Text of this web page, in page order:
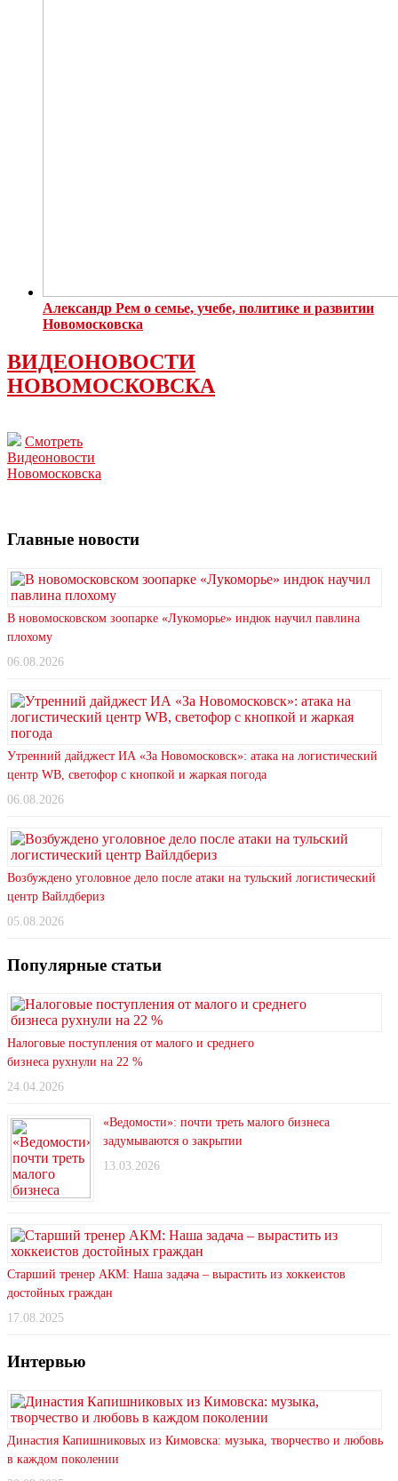
Александр Рем о семье, учебе, политике и развитии
Новомосковска
ВИДЕОНОВОСТИ
НОВОМОСКОВСКА
Смотреть
Видеоновости
Новомосковска
Главные новости
В новомосковском зоопарке «Лукоморье» индюк научил павлина
плохому
06.08.2026
Утренний дайджест ИА «За Новомосковск»: атака на логистический
центр WB, светофор с кнопкой и жаркая погода
06.08.2026
Возбуждено уголовное дело после атаки на тульский логистический
центр Вайлдбериз
05.08.2026
Популярные статьи
Налоговые поступления от малого и среднего
бизнеса рухнули на 22 %
24.04.2026
«Ведомости»: почти треть малого бизнеса
задумываются о закрытии
13.03.2026
Старший тренер АКМ: Наша задача – вырастить из хоккеистов
достойных граждан
17.08.2025
Интервью
Династия Капишниковых из Кимовска: музыка, творчество и любовь
в каждом поколении